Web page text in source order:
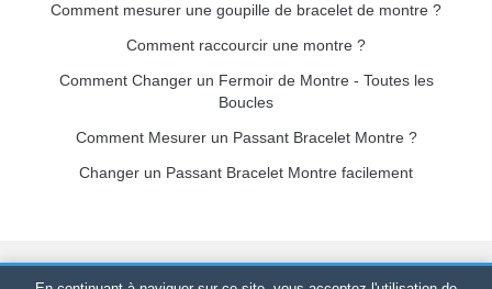
Comment mesurer une goupille de bracelet de montre ?
Comment raccourcir une montre ?
Comment Changer un Fermoir de Montre - Toutes les
Boucles
Comment Mesurer un Passant Bracelet Montre ?
Changer un Passant Bracelet Montre facilement
Bracelet-de-montre.com© 2026Tous droits réservés-SIRET